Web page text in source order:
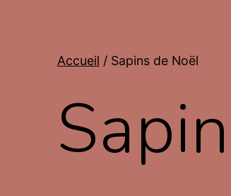
Accueil / Sapins de Noël